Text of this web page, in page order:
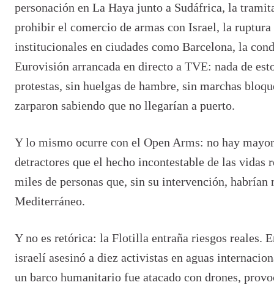
personación en La Haya junto a Sudáfrica, la
prohibir el comercio de armas con Israel, la ruptura
institucionales en ciudades como Barcelona, la
Eurovisión arrancada en directo a TVE: nada de
protestas, sin huelgas de hambre, sin marchas
zarparon sabiendo que no llegarían a puerto.
Y lo mismo ocurre con el Open Arms: no hay
detractores que el hecho incontestable de las vidas
miles de personas que, sin su intervención, habrían
Mediterráneo.
Y no es retórica: la Flotilla entraña riesgos reales.
israelí asesinó a diez activistas en aguas
un barco humanitario fue atacado con drones,